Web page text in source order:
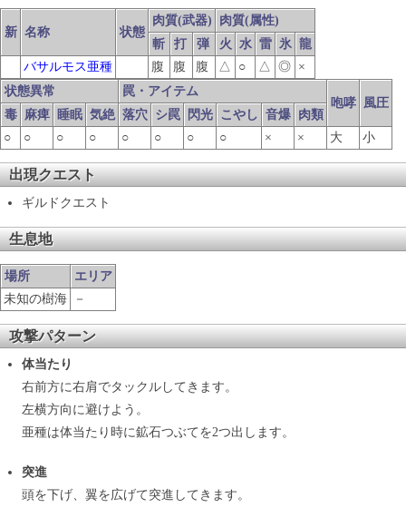
新 名称 状態
肉質(武器)
肉質(属性)
斬
打 弾 火 水 雷 氷 龍
バサルモス亜種
腹 腹 腹 △ ○ △ ◎ ×
状態異常
罠・アイテム
咆哮 風圧
毒 麻痺 睡眠 気絶 落穴 シ罠 閃光 こやし 音爆 肉類
○
○ ○ ○ ○ ○ ○ ○ × × 大 小
出現クエスト
ギルドクエスト
生息地
場所
エリア
未知の樹海
－
攻撃パターン
体当たり
右前方に右肩でタックルしてきます。
左横方向に避けよう。
亜種は体当たり時に鉱石つぶてを2つ出します。
突進
頭を下げ、翼を広げて突進してきます。